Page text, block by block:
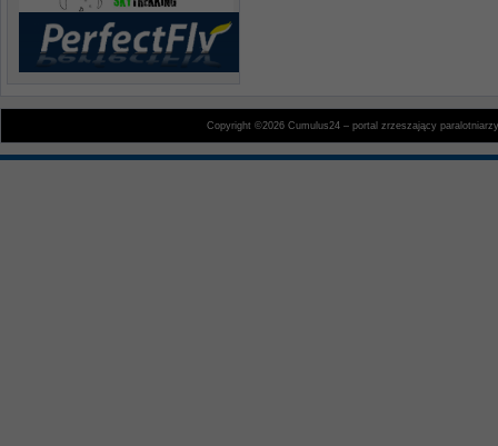
Copyright ©2026 Cumulus24 – portal zrzeszający